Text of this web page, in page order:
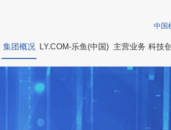
中国
集团概况
董事长致辞
管理团队
组织架构
LY.COM-乐鱼(中国)
国资动
媒体聚焦 专题
主营业务
先进制造
科技
人才队伍